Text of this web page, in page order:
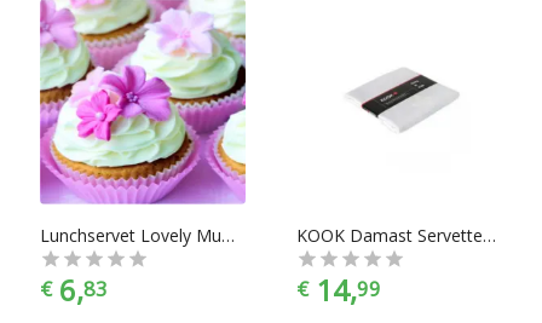
Lunchservet Lovely Muffin
€ 6,83
KOOK Damast Servetten, per 4
€ 14,99